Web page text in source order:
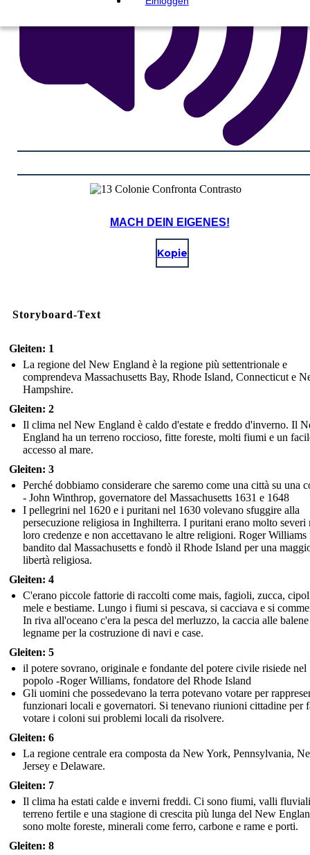
MACH DEIN EIGENES!
Kopie
Storyboard-Text
Gleiten: 1
La regione del New England è la regione più settentrionale e
comprendeva Massachusetts Bay, Rhode Island, Connecticut e
Hampshire.
Gleiten: 2
Il clima nel New England è caldo d'estate e freddo d'inverno. Il
England ha un terreno roccioso, fitte foreste, molti fiumi e un
accesso al mare.
Gleiten: 3
Perché dobbiamo considerare che saremo come una città su una
- John Winthrop, governatore del Massachusetts 1631 e 1648
I pellegrini nel 1620 e i puritani nel 1630 volevano sfuggire alla
persecuzione religiosa in Inghilterra. I puritani erano molto severi
loro credenze e non accettavano le altre religioni. Roger Williams
bandito dal Massachusetts e fondò il Rhode Island per una
libertà religiosa.
Gleiten: 4
C'erano piccole fattorie di raccolti come mais, fagioli, zucca,
mele e bestiame. Lungo i fiumi si pescava, si cacciava e si
In riva all'oceano c'era la pesca del merluzzo, la caccia alle
legname per la costruzione di navi e case.
Gleiten: 5
il potere sovrano, originale e fondante del potere civile risiede nel
popolo -Roger Williams, fondatore del Rhode Island
Gli uomini che possedevano la terra potevano votare per
funzionari locali e governatori. Si tenevano riunioni cittadine per
votare i coloni sui problemi locali da risolvere.
Gleiten: 6
La regione centrale era composta da New York, Pennsylvania,
Jersey e Delaware.
Gleiten: 7
Il clima ha estati calde e inverni freddi. Ci sono fiumi, valli
terreno fertile e una stagione di crescita più lunga del New
sono molte foreste, minerali come ferro, carbone e rame e porti.
Gleiten: 8